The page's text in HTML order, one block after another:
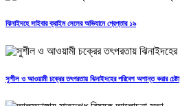
ঝিনাইদহে সাইবার ক্রাইম সেলের অভিযানে গ্রেপ্তার ১৯
সুশীল ও আওয়ামী চক্রের তৎপরতায় ঝিনাইদহের পরিবেশ অশান্ত করার চেষ্টা